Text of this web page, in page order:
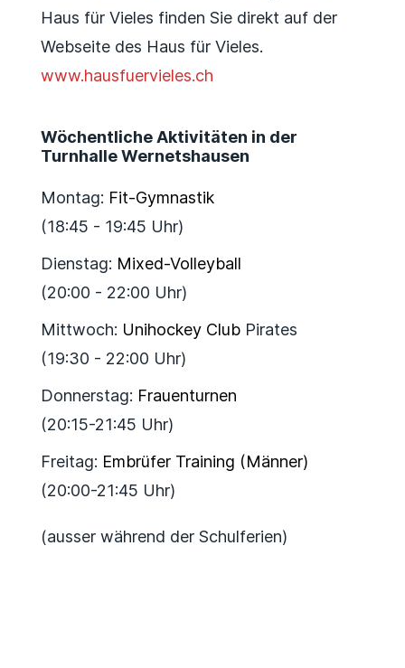
Haus für Vieles finden Sie direkt auf der
Webseite des Haus für Vieles.
www.hausfuervieles.ch
Wöchentliche Aktivitäten in der
Turnhalle Wernetshausen
Montag: Fit-Gymnastik
(18:45 - 19:45 Uhr)
Dienstag: Mixed-Volleyball
(20:00 - 22:00 Uhr)
Mittwoch: Unihockey ClubPirates
(19:30 - 22:00 Uhr)
Donnerstag: Frauenturnen
(20:15-21:45 Uhr)
Freitag: Embrüfer Training (Männer)
(20:00-21:45 Uhr)
(ausser während der Schulferien)